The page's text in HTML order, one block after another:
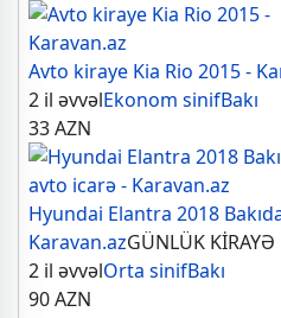
Avto kiraye Kia Rio 2015 -
2 il əvvəlEkonom sinifBakı
33AZN
Hyundai Elantra 2018
Karavan.azGÜNLÜK KİRAYƏ
2 il əvvəlOrta sinifBakı
90AZN